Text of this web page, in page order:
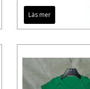
Läs mer